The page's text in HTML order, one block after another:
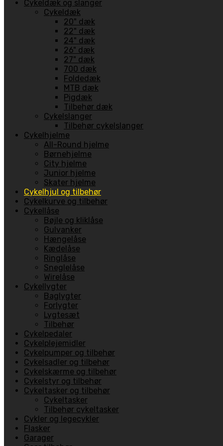
Cykeldæk og slanger
Cykeldæk
20" dæk
22" dæk
24" dæk
26" dæk
27" dæk
700 dæk
Foldedæk
MTB dæk
Pigdæk
Tilbehør dæk
Cykelslanger
Tilbehør cykelslanger
Cykelhjelme
All-Round hjelme
Børnehjelme
City hjelme
Junior hjelme
Skater hjelme
Cykelhjul og tilbehør
Cykelkurve og tilbehør
Cykellåse
Bøjle og kliklåse
Gulvanker
Hængelåse
Kædelåse
Ringlåse
Sneglelåse
Wirelåse
Cykellygter
Baglygter
Forlygter
Lygtesæt
Tilbehør
Cykelpedaler
Cykelplejemidler
Cykelpumper og tilbehør
Cykelsadler og tilbehør
Cykelskærme og tilbehør
Cykelstyr og tilbehør
Cykeltasker og tilbehør
Cykeltasker
Tilbehør cykeltasker
Cykler og legecykler
Flasker
Garager